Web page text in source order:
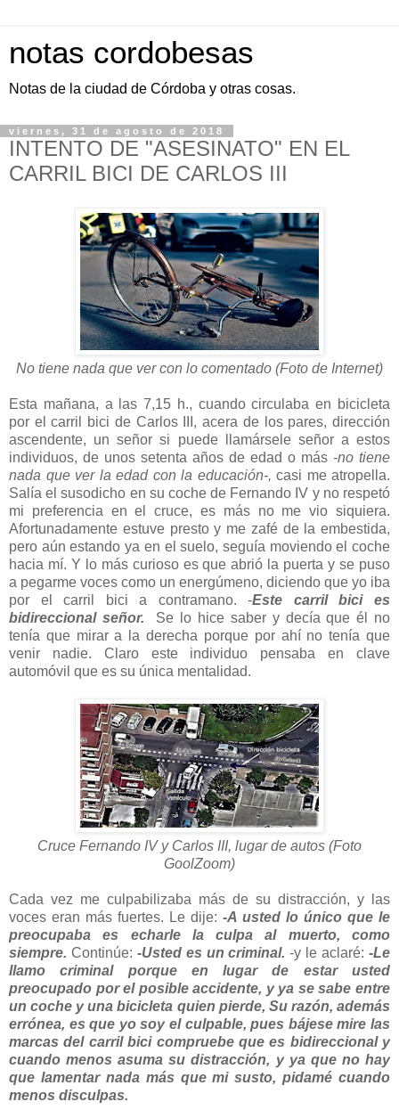
notas cordobesas
Notas de la ciudad de Córdoba y otras cosas.
viernes, 31 de agosto de 2018
INTENTO DE "ASESINATO" EN EL
CARRIL BICI DE CARLOS III
No tiene nada que ver con lo comentado (Foto de Internet)
Esta mañana, a las 7,15 h., cuando circulaba en bicicleta
por el carril bici de Carlos III, acera de los pares, dirección
ascendente, un señor si puede llamársele señor a estos
individuos, de unos setenta años de edad o más -no tiene
nada que ver la edad con la educación-, casi me atropella.
Salía el susodicho en su coche de Fernando IV y no respetó
mi preferencia en el cruce, es más no me vio siquiera.
Afortunadamente estuve presto y me zafé de la embestida,
pero aún estando ya en el suelo, seguía moviendo el coche
hacia mí. Y lo más curioso es que abrió la puerta y se puso
a pegarme voces como un energúmeno, diciendo que yo iba
por el carril bici a contramano. -Este carril bici es
bidireccional señor.
Se lo hice saber y decía que él no
tenía que mirar a la derecha porque por ahí no tenía que
venir nadie. Claro este individuo pensaba en clave
automóvil que es su única mentalidad.
Cruce Fernando IV y Carlos III, lugar de autos (Foto
GoolZoom)
Cada vez me culpabilizaba más de su distracción, y las
voces eran más fuertes. Le dije: -A usted lo único que le
preocupaba es echarle la culpa al muerto, como
siempre. Continúe: -Usted es un criminal. -y le aclaré:-Le
llamo criminal porque en lugar de estar usted
preocupado por el posible accidente, y ya se sabe entre
un coche y una bicicleta quien pierde, Su razón, además
errónea, es que yo soy el culpable, pues bájese mire las
marcas del carril bici compruebe que es bidireccional y
cuando menos asuma su distracción, y ya que no hay
que lamentar nada más que mi susto, pidamé cuando
menos disculpas.